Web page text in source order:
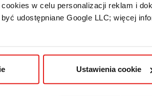
w celu personalizacji reklam i
udostępniane Google LLC; więcej
Ustawienia cookie